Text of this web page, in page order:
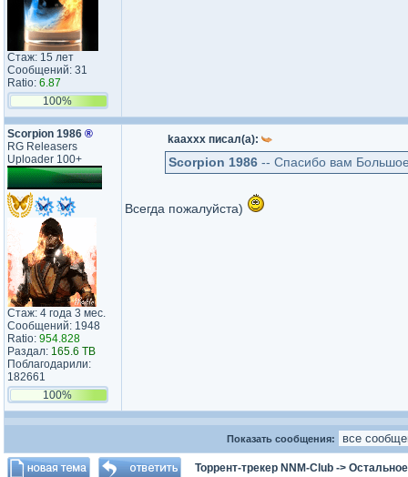
Стаж: 15 лет
Сообщений: 31
Ratio: 6.87
100%
Scorpion 1986 ®
RG Releasers
Uploader 100+
Стаж: 4 года 3 мес.
Сообщений: 1948
Ratio: 954.828
Раздал: 165.6 TB
Поблагодарили:
182661
100%
kaaxxx писал(а):
Scorpion 1986 -- Спасибо вам
Всегда пожалуйста)
Показать сообщения:
Торрент-трекер NNM-Club -> Остальное